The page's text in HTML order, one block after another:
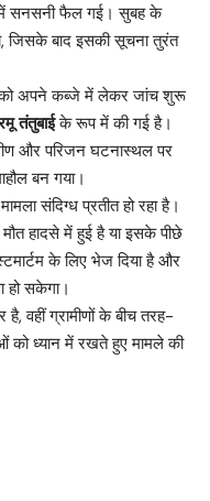
में सनसनी फैल गई। सुबह के
जिसके बाद इसकी सूचना तुरंत
को अपने कब्जे में लेकर जांच शुरू
तंतुबाईके रूप में की गई है।
और परिजन घटनास्थल पर
बन गया।
संदिग्ध प्रतीत हो रहा है।
हादसे में हुई है या इसके पीछे
के लिए भेज दिया है और
हो सकेगा।
वहीं ग्रामीणों के बीच तरह-
को ध्यान में रखते हुए मामले की